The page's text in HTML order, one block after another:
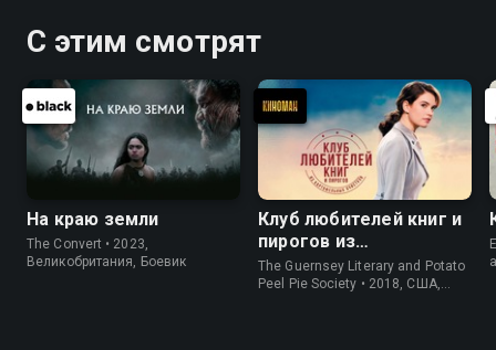
С этим смотрят
На краю земли
The Convert • 2023,
Великобритания, Боевик
Клуб любителей книг и
пирогов из
картофельных
очистков
The Guernsey Literary and Potato
Peel Pie Society • 2018, США,